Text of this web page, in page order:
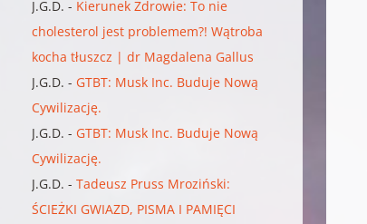
J.G.D. - Kierunek Zdrowie: To nie
cholesterol jest problemem?! Wątroba
kocha tłuszcz | dr Magdalena Gallus
J.G.D. - GTBT: Musk Inc. Buduje Nową
Cywilizację.
J.G.D. - GTBT: Musk Inc. Buduje Nową
Cywilizację.
J.G.D. -Tadeusz Pruss Mroziński:
ŚCIEŻKI GWIAZD, PISMA I PAMIĘCI